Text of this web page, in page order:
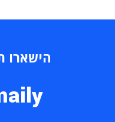
הישארו